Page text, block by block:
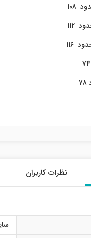
نظرات کاربران